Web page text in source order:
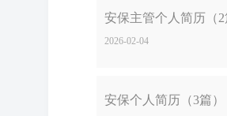
安保主管个人简历（
2026-02-04
安保个人简历（3篇）